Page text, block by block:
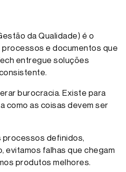
da Qualidade) é o
e documentos que
entregue soluções
burocracia. Existe para
como as coisas devem ser
processos definidos,
evitamos falhas que chegam
produtos melhores.